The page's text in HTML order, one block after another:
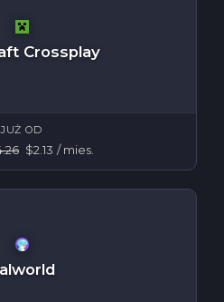
Crossplay
JUŻ OD
$2.13 / mies.